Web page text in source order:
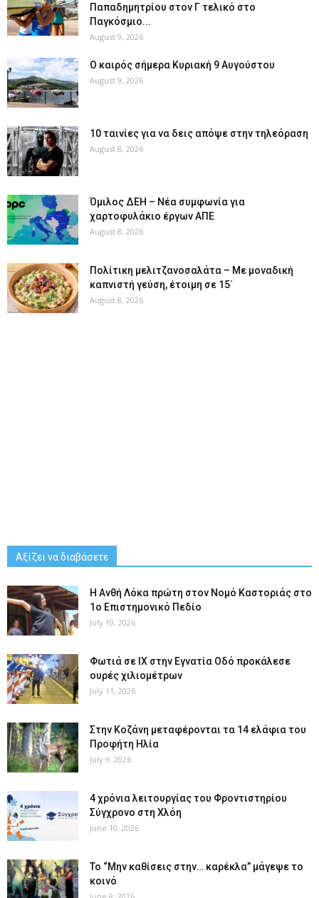
Παπαδημητρίου στον Γ τελικό στο
Παγκόσμιο...
August 9, 2026
Ο καιρός σήμερα Κυριακή 9 Αυγούστου
August 9, 2026
10 ταινίες για να δεις απόψε στην τηλεόραση
August 8, 2026
Όμιλος ΔΕΗ – Νέα συμφωνία για
χαρτοφυλάκιο έργων ΑΠΕ
August 8, 2026
Πολίτικη μελιτζανοσαλάτα – Με μοναδική
καπνιστή γεύση, έτοιμη σε 15΄
August 8, 2026
Αξίζει να διαβάσετε
Η Ανθή Λόκα πρώτη στον Νομό Καστοριάς στο
1ο Επιστημονικό Πεδίο
July 10, 2026
Φωτιά σε ΙΧ στην Εγνατία Οδό προκάλεσε
ουρές χιλιομέτρων
July 11, 2026
Στην Κοζάνη μεταφέρονται τα 14 ελάφια του
Προφήτη Ηλία
July 9, 2026
4 χρόνια λειτουργίας του Φροντιστηρίου
Σύγχρονο στη Χλόη
June 10, 2026
Το “Μην καθίσεις στην… καρέκλα” μάγεψε το
κοινό